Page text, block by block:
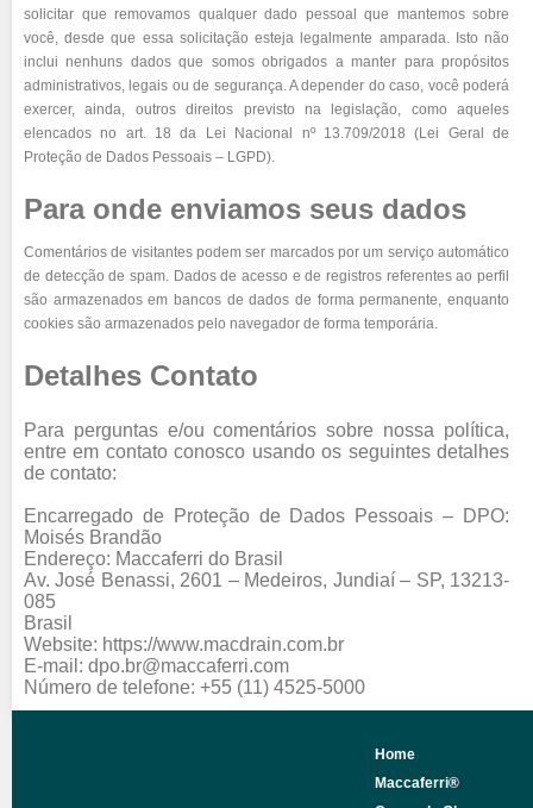
solicitar que removamos qualquer dado pessoal que mantemos sobre
você, desde que essa solicitação esteja legalmente amparada. Isto não
inclui nenhuns dados que somos obrigados a manter para propósitos
administrativos, legais ou de segurança. A depender do caso, você poderá
exercer, ainda, outros direitos previsto na legislação, como aqueles
elencados no art. 18 da Lei Nacional nº 13.709/2018 (Lei Geral de
Proteção de Dados Pessoais – LGPD).
Para onde enviamos seus dados
Comentários de visitantes podem ser marcados por um serviço automático
de detecção de spam. Dados de acesso e de registros referentes ao perfil
são armazenados em bancos de dados de forma permanente, enquanto
cookies são armazenados pelo navegador de forma temporária.
Detalhes Contato
Para perguntas e/ou comentários sobre nossa política,
entre em contato conosco usando os seguintes detalhes
de contato:
Encarregado de Proteção de Dados Pessoais – DPO:
Moisés Brandão
Endereço: Maccaferri do Brasil
Av. José Benassi, 2601 – Medeiros, Jundiaí – SP, 13213-
085
Brasil
Website: https://www.macdrain.com.br
E-mail: dpo.br@maccaferri.com
Número de telefone: +55 (11) 4525-5000
Home
Maccaferri®